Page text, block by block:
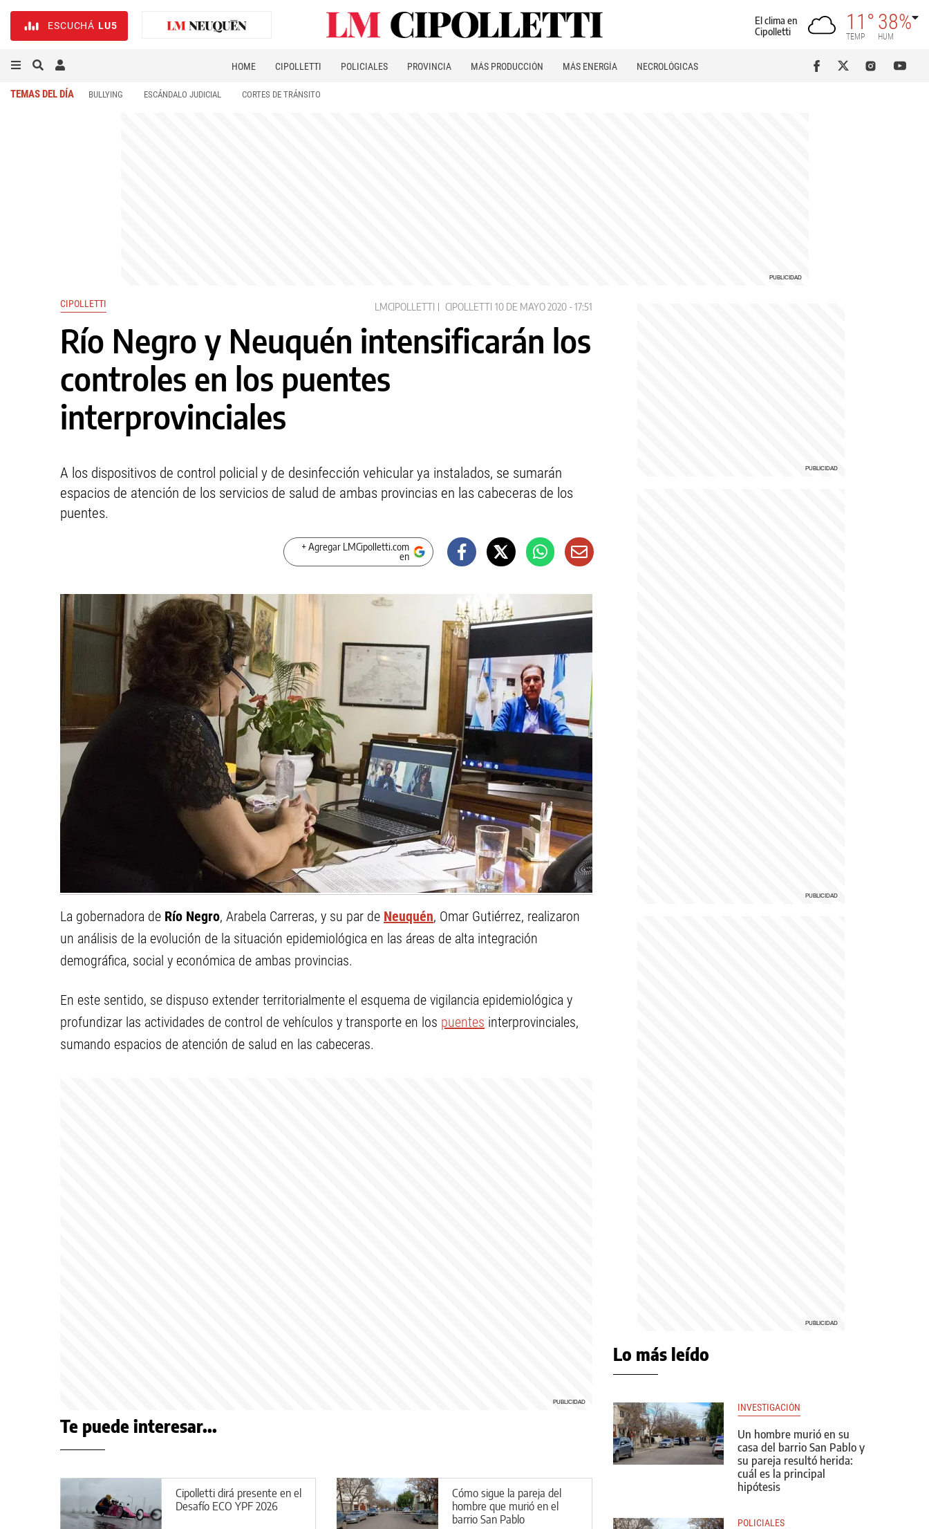
ESCUCHÁ LU5
El clima en
Cipolletti
11°
TEMP
38%
HUM
HOME CIPOLLETTI POLICIALES PROVINCIA MÁS PRODUCCIÓN MÁS ENERGÍA NECROLÓGICAS
TEMAS DEL DÍA BULLYING ESCÁNDALO JUDICIAL CORTES DE TRÁNSITO
CIPOLLETTI LMCIPOLLETTI CIPOLLETTI 10 DE MAYO 2020 - 17:51
Río Negro y Neuquén intensificarán los
controles en los puentes
interprovinciales
A los dispositivos de control policial y de desinfección vehicular ya instalados, se sumarán
espacios de atención de los servicios de salud de ambas provincias en las cabeceras de los
puentes.
+ Agregar LMCipolletti.com
en
La gobernadora de Río Negro, Arabela Carreras, y su par de Neuquén, Omar Gutiérrez, realizaron
un análisis de la evolución de la situación epidemiológica en las áreas de alta integración
demográfica, social y económica de ambas provincias.
En este sentido, se dispuso extender territorialmente el esquema de vigilancia epidemiológica y
profundizar las actividades de control de vehículos y transporte en los puentes interprovinciales,
sumando espacios de atención de salud en las cabeceras.
Te puede interesar...
Cipolletti dirá presente en el
Desafío ECO YPF 2026
Cómo sigue la pareja del
hombre que murió en el
barrio San Pablo
Lo más leído
INVESTIGACIÓN
Un hombre murió en su
casa del barrio San Pablo y
su pareja resultó herida:
cuál es la principal
hipótesis
POLICIALES